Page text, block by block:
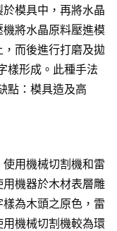
模具中，再將水晶
將水晶原料壓進模
而後進行打磨及拋
樣形成。此種手法
點：模具造及高
用機械切割機和雷
機器於木材表層雕
為木頭之原色，雷
機械切割機較為環